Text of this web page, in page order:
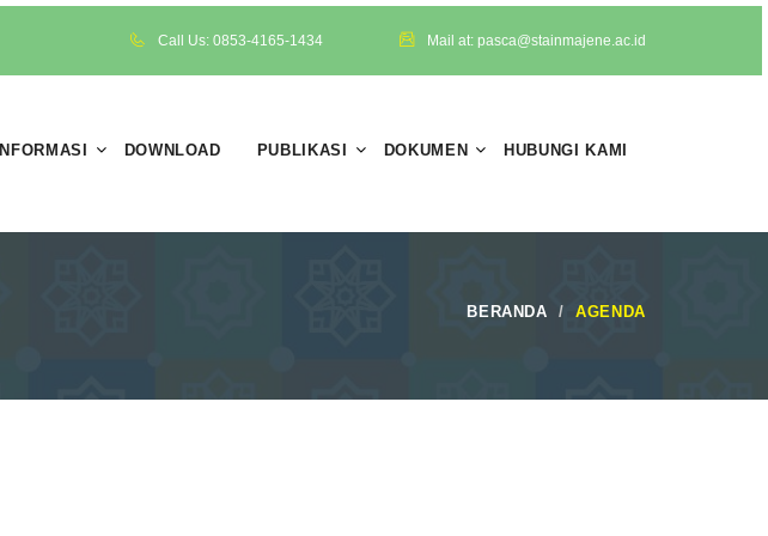
Call Us: 0853-4165-1434 Mail at: pasca@stainmajene.ac.id
INFORMASI DOWNLOAD PUBLIKASI DOKUMEN HUBUNGI KAMI
BERANDA AGENDA